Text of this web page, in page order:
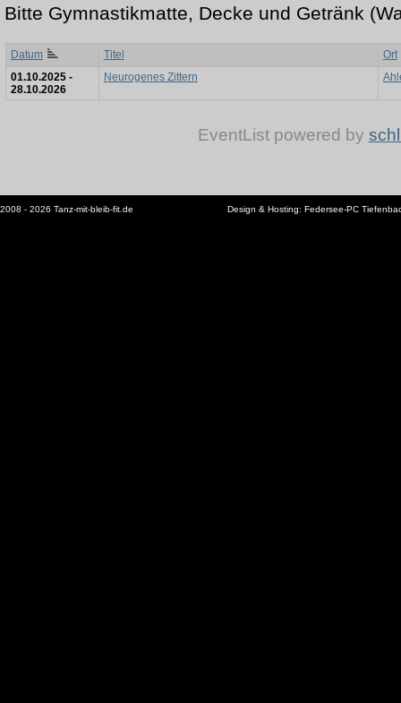
Bitte Gymnastikmatte, Decke und Getränk
Datum Titel
Ort
01.10.2025 -
28.10.2026
Neurogenes Zittern
EventList powered by
- 2026 Tanz-mit-bleib-fit.de Design & Hosting: Federsee-PC